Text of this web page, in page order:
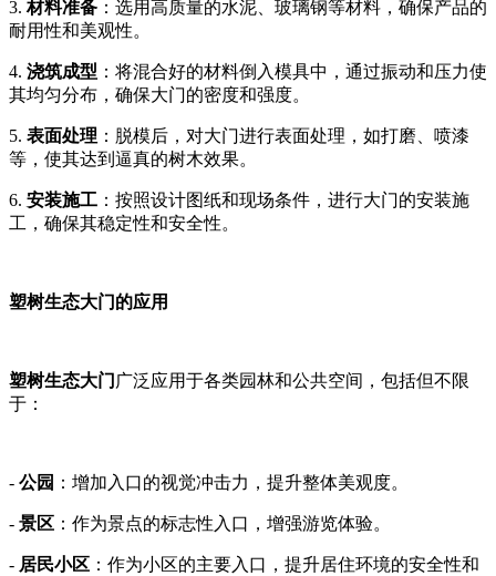
3.材料准备 ：选用高质量的水泥、玻璃钢等材料，确保产品的
耐用性和美观性。
4. 浇筑成型 ：将混合好的材料倒入模具中，通过振动和压力使
其均匀分布，确保大门的密度和强度。
5. 表面处理 ：脱模后，对大门进行表面处理，如打磨、喷漆
等，使其达到逼真的树木效果。
6. 安装施工 ：按照设计图纸和现场条件，进行大门的安装施
工，确保其稳定性和安全性。
塑树生态大门的应用
塑树生态大门 广泛应用于各类园林和公共空间，包括但不限
于：
- 公园 ：增加入口的视觉冲击力，提升整体美观度。
- 景区 ：作为景点的标志性入口，增强游览体验。
- 居民小区 ：作为小区的主要入口，提升居住环境的安全性和